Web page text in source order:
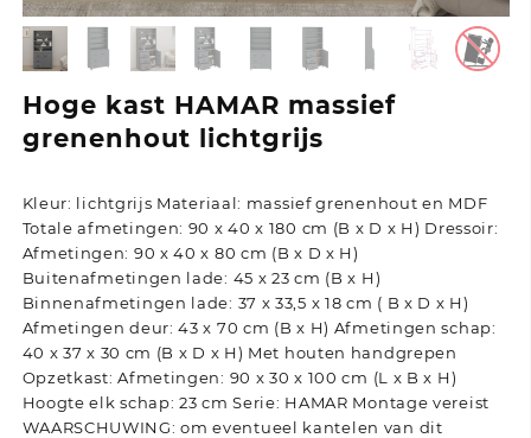
Hoge kast HAMAR massief
grenenhout lichtgrijs
Kleur: lichtgrijs Materiaal: massief grenenhout en MDF
Totale afmetingen: 90 x 40 x 180 cm (B x D x H) Dressoir:
Afmetingen: 90 x 40 x 80 cm (B x D x H)
Buitenafmetingen lade: 45 x 23 cm (B x H)
Binnenafmetingen lade: 37 x 33,5 x 18 cm ( B x D x H)
Afmetingen deur: 43 x 70 cm (B x H) Afmetingen schap:
40 x 37 x 30 cm (B x D x H) Met houten handgrepen
Opzetkast: Afmetingen: 90 x 30 x 100 cm (L x B x H)
Hoogte elk schap: 23 cm Serie: HAMAR Montage vereist
WAARSCHUWING: om eventueel kantelen van dit